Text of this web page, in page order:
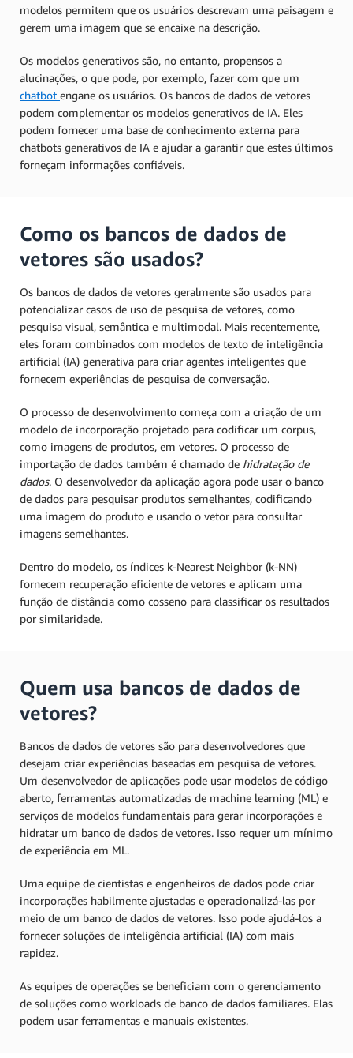
modelos permitem que os usuários descrevam uma paisagem e
gerem uma imagem que se encaixe na descrição.
Os modelos generativos são, no entanto, propensos a
alucinações, o que pode, por exemplo, fazer com que um
chatbot engane os usuários. Os bancos de dados de vetores
podem complementar os modelos generativos de IA. Eles
podem fornecer uma base de conhecimento externa para
chatbots generativos de IA e ajudar a garantir que estes últimos
forneçam informações confiáveis.
Como os bancos de dados de
vetores são usados?
Os bancos de dados de vetores geralmente são usados para
potencializar casos de uso de pesquisa de vetores, como
pesquisa visual, semântica e multimodal. Mais recentemente,
eles foram combinados com modelos de texto de inteligência
artificial (IA) generativa para criar agentes inteligentes que
fornecem experiências de pesquisa de conversação.
O processo de desenvolvimento começa com a criação de um
modelo de incorporação projetado para codificar um corpus,
como imagens de produtos, em vetores. O processo de
importação de dados também é chamado de hidratação de
dados. O desenvolvedor da aplicação agora pode usar o banco
de dados para pesquisar produtos semelhantes, codificando
uma imagem do produto e usando o vetor para consultar
imagens semelhantes.
Dentro do modelo, os índices k-Nearest Neighbor (k-NN)
fornecem recuperação eficiente de vetores e aplicam uma
função de distância como cosseno para classificar os resultados
por similaridade.
Quem usa bancos de dados de
vetores?
Bancos de dados de vetores são para desenvolvedores que
desejam criar experiências baseadas em pesquisa de vetores.
Um desenvolvedor de aplicações pode usar modelos de código
aberto, ferramentas automatizadas de machine learning (ML) e
serviços de modelos fundamentais para gerar incorporações e
hidratar um banco de dados de vetores. Isso requer um mínimo
de experiência em ML.
Uma equipe de cientistas e engenheiros de dados pode criar
incorporações habilmente ajustadas e operacionalizá-las por
meio de um banco de dados de vetores. Isso pode ajudá-los a
fornecer soluções de inteligência artificial (IA) com mais
rapidez.
As equipes de operações se beneficiam com o gerenciamento
de soluções como workloads de banco de dados familiares. Elas
podem usar ferramentas e manuais existentes.